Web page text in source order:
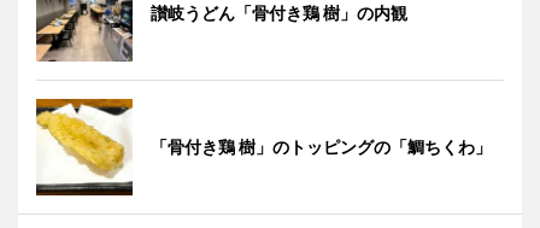
讃岐うどん「骨付き鶏 樹」の内観
「骨付き鶏 樹」のトッピングの「鯛ちくわ」